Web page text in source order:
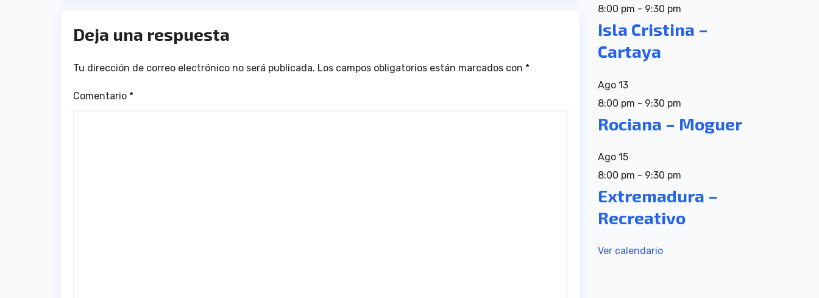
Deja una respuesta
Tu dirección de correo electrónico no será publicada. Los campos obligatorios están marcados con *
Comentario *
8:00 pm - 9:30 pm
Isla Cristina –
Cartaya
Ago 13
8:00 pm - 9:30 pm
Rociana – Moguer
Ago 15
8:00 pm - 9:30 pm
Extremadura –
Recreativo
Ver calendario